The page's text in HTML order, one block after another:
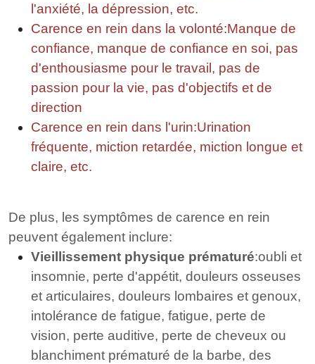
l'anxiété, la dépression, etc.
Carence en rein dans la volonté:Manque de
confiance, manque de confiance en soi, pas
d'enthousiasme pour le travail, pas de
passion pour la vie, pas d'objectifs et de
direction
Carence en rein dans l'urin:Urination
fréquente, miction retardée, miction longue et
claire, etc.
De plus, les symptômes de carence en rein
peuvent également inclure:
Vieillissement physique prématuré:oubli et
insomnie, perte d'appétit, douleurs osseuses
et articulaires, douleurs lombaires et genoux,
intolérance de fatigue, fatigue, perte de
vision, perte auditive, perte de cheveux ou
blanchiment prématuré de la barbe, des